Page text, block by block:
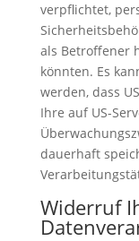
verpflichtet,
als Betroffener
könnten. Es
werden, dass
Ihre auf US-
dauerhaft
Widerruf